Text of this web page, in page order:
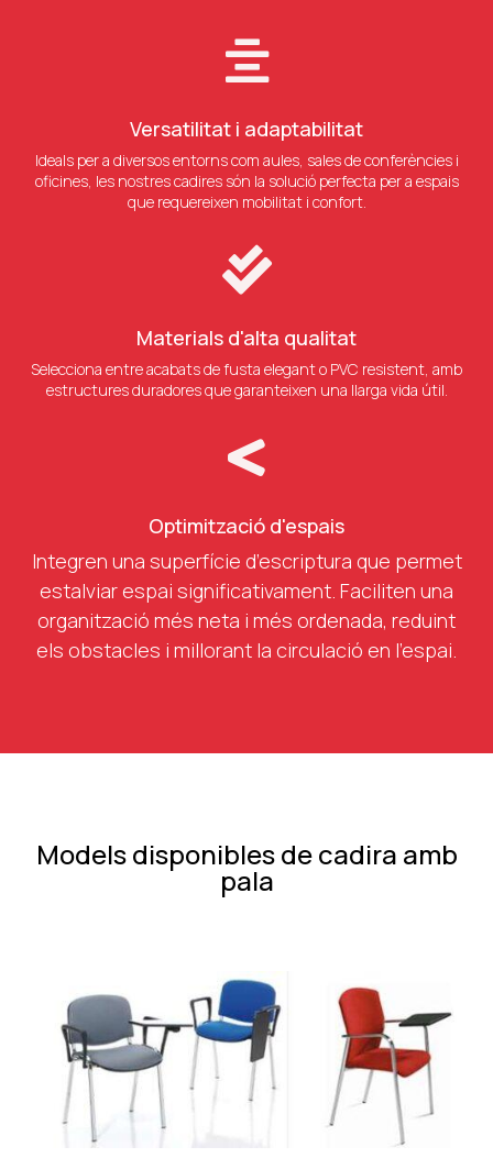

Versatilitat i adaptabilitat
Ideals per a diversos entorns com aules, sales de conferències i
oficines, les nostres cadires són la solució perfecta per a espais
que requereixen mobilitat i confort.

Materials d'alta qualitat
Selecciona entre acabats de fusta elegant o PVC resistent, amb
estructures duradores que garanteixen una llarga vida útil.

Optimització d'espais
Integren una superfície d’escriptura que permet
estalviar espai significativament. Faciliten una
organització més neta i més ordenada, reduint
els obstacles i millorant la circulació en l’espai.
Models disponibles de cadira amb
pala